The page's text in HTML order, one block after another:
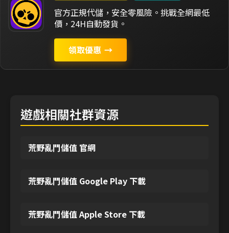
官方正規代儲，安全零風險。挑戰全網最低
價，24H自動發貨。
領取優惠 →
遊戲相關社群資源
荒野亂鬥儲值 官網
荒野亂鬥儲值 Google Play 下載
荒野亂鬥儲值 Apple Store 下載